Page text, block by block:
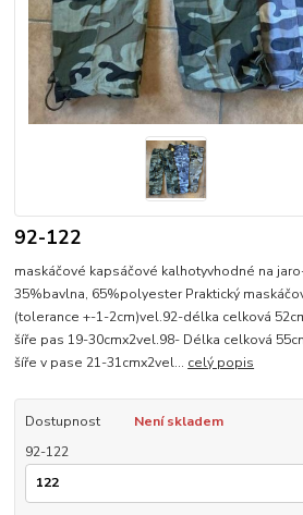
92-122
maskáčové kapsáčové kalhotyvhodné na
35%bavlna, 65%polyester Praktický
(tolerance +-1-2cm)vel.92-délka celková
šíře pas 19-30cmx2vel.98- Délka celková
šíře v pase 21-31cmx2vel... celý popis
Dostupnost
Není skladem
92-122